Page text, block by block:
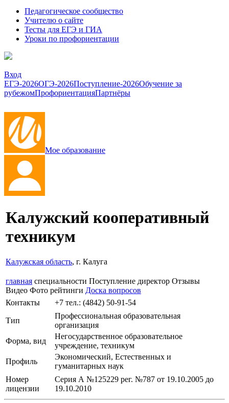
Педагогическое сообщество
Учителю о сайте
Тесты для ЕГЭ и ГИА
Уроки по профориентации
Вход
ЕГЭ-2026ОГЭ-2026Поступление-2026Обучение за
рубежомПрофориентацияПартнёры
Мое образование
Калужский кооперативный
техникум
Калужская область, г. Калуга
главная специальности Поступление директор Отзывы
Видео Фото рейтинги Доска вопросов
Контакты
+7 тел.: (4842) 50-91-54
Тип
Профессиональная образовательная
организация
Форма, вид
Негосударственное образовательное
учреждение, техникум
Профиль
Экономический, Естественных и
гуманитарных наук
Номер
лицензии
Серия А №125229 рег. №787 от 19.10.2005 до
19.10.2010